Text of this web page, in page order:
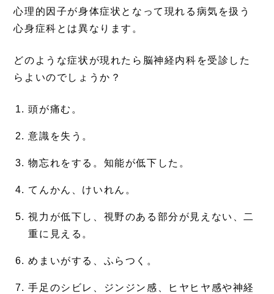
心理的因子が身体症状となって現れる病気を扱う
心身症科とは異なります。
どのような症状が現れたら脳神経内科を受診した
らよいのでしょうか？
頭が痛む。
意識を失う。
物忘れをする。知能が低下した。
てんかん、けいれん。
視力が低下し、視野のある部分が見えない、二
重に見える。
めまいがする、ふらつく。
手足のシビレ、ジンジン感、ヒヤヒヤ感や神経